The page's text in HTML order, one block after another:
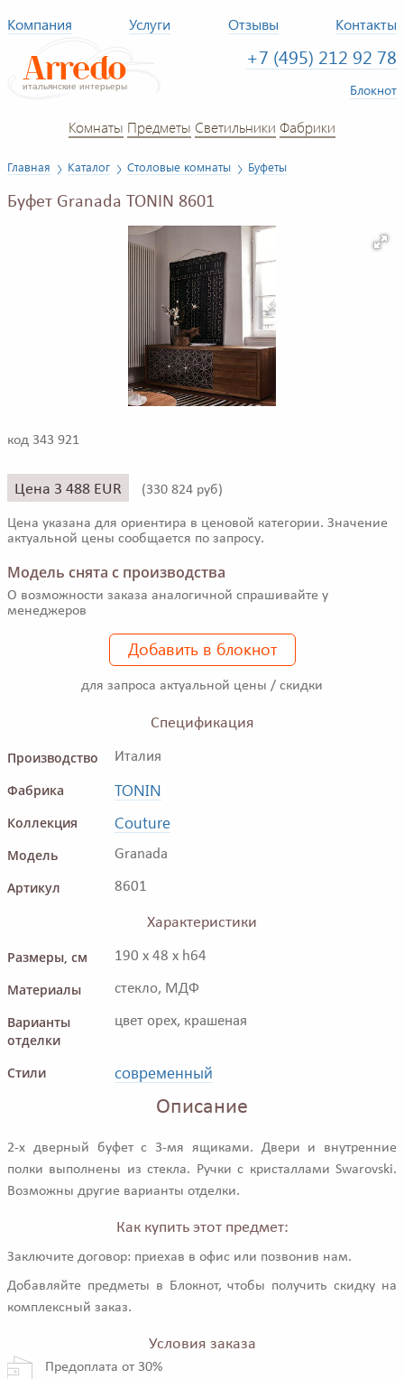
Компания Услуги Отзывы Контакты
+7 (495) 212 92 78
Блокнот
Комнаты Предметы Светильники Фабрики
Главная Каталог Столовые комнаты Буфеты
Буфет Granada TONIN 8601
код 343 921
Цена 3 488 EUR (330 824 руб)
Цена указана для ориентира в ценовой категории. Значение
актуальной цены сообщается по запросу.
Модель снята с производства
О возможности заказа аналогичной спрашивайте у
менеджеров
Добавить в блокнот
для запроса актуальной цены / скидки
Спецификация
Производство
Италия
Фабрика TONIN
Коллекция Couture
Модель Granada
Артикул 8601
Характеристики
Размеры, см
190 x 48 x h64
Материалы стекло, МДФ
Варианты
отделки
цвет орех, крашеная
Стили современный
Описание
2-х дверный буфет с 3-мя ящиками. Двери и внутренние
полки выполнены из стекла. Ручки с кристаллами Swarovski.
Возможны другие варианты отделки.
Как купить этот предмет:
Заключите договор: приехав в офис или позвонив нам.
Добавляйте предметы в Блокнот, чтобы получить скидку на
комплексный заказ.
Условия заказа
Предоплата от 30%